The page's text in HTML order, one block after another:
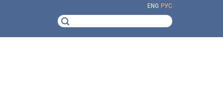
ENG РУС